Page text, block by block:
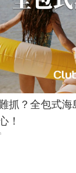
抓？全包式海
！